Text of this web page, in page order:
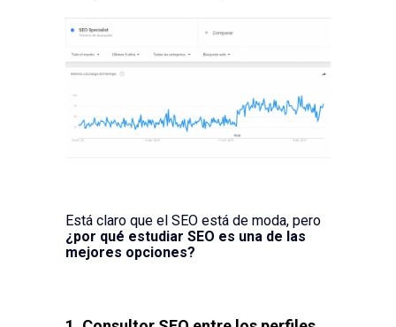
Está claro que el SEO está de moda, pero
¿por qué estudiar SEO es una de las
mejores opciones?